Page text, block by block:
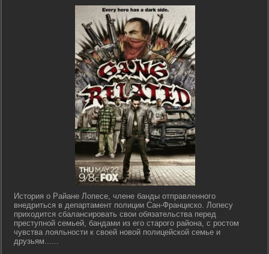
История о Райане Лопесе, члене банды отправленного
внедриться в департамент полиции Сан-Франциско. Лопесу
приходится сбалансировать свои обязательства перед
преступной семьей, бандами из его старого района, с ростом
чувства лояльности к своей новой полицейской семье и
друзьям......